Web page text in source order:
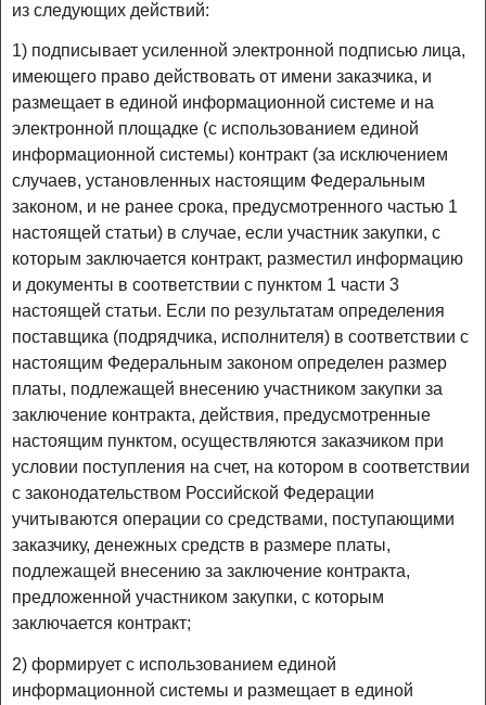
из следующих действий:
1) подписывает усиленной электронной подписью лица,
имеющего право действовать от имени заказчика, и
размещает в единой информационной системе и на
электронной площадке (с использованием единой
информационной системы) контракт (за исключением
случаев, установленных настоящим Федеральным
законом, и не ранее срока, предусмотренного частью 1
настоящей статьи) в случае, если участник закупки, с
которым заключается контракт, разместил информацию
и документы в соответствии с пунктом 1 части 3
настоящей статьи. Если по результатам определения
поставщика (подрядчика, исполнителя) в соответствии с
настоящим Федеральным законом определен размер
платы, подлежащей внесению участником закупки за
заключение контракта, действия, предусмотренные
настоящим пунктом, осуществляются заказчиком при
условии поступления на счет, на котором в соответствии
с законодательством Российской Федерации
учитываются операции со средствами, поступающими
заказчику, денежных средств в размере платы,
подлежащей внесению за заключение контракта,
предложенной участником закупки, с которым
заключается контракт;
2) формирует с использованием единой
информационной системы и размещает в единой